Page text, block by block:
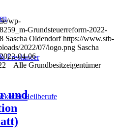
Freelancer
& Heilberufe
wp-
Grundsteuerreform-2022-
Sascha Oldendorf https://www.stb-
2022/07/logo.png Sascha
2022-04-06
– Alle Grundbesitzeigentümer
und